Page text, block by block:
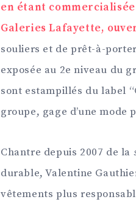
en étant
Galeries Lafayette,
souliers et de prêt-à-
exposée au 2e niveau du
sont estampillés du label
groupe, gage d’une mode
Chantre depuis 2007 de la
durable, Valentine
vêtements plus